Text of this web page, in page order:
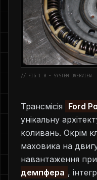
// FIG 1.0 - SYSTEM OVERVIEW
Трансмісія Ford
унікальну
коливань. Окрім
маховика на
навантаження
демпфера ,